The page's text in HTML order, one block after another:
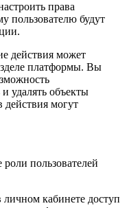
права
пользователю будут
действия может
платформы. Вы
удалять объекты
действия могут
пользователей
личном кабинете доступ